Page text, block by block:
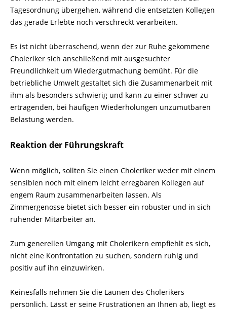
Tagesordnung übergehen, während die entsetzten Kollegen
das gerade Erlebte noch ver­schreckt verarbeiten.
Es ist nicht überraschend, wenn der zur Ruhe gekommene
Choleri­ker sich anschließend mit ausgesuchter
Freundlichkeit um Wiedergutmachung bemüht. Für die
betriebliche Umwelt gestaltet sich die Zusammenarbeit mit
ihm als besonders schwierig und kann zu einer schwer zu
ertragenden, bei häufigen Wiederholungen unzu­mutbaren
Belastung werden.
Reaktion der Führungskraft
Wenn möglich, sollten Sie einen Choleriker weder mit einem
sensiblen noch mit einem leicht erregbaren Kollegen auf
engem Raum zusammenarbeiten lassen. Als
Zimmergenosse bietet sich besser ein robuster und in sich
ruhender Mitarbeiter an.
Zum generellen Umgang mit Cholerikern empfiehlt es sich,
nicht eine Konfrontation zu suchen, sondern ruhig und
positiv auf ihn einzuwirken.
Keinesfalls nehmen Sie die Launen des Cholerikers
persönlich. Lässt er seine Frustrationen an Ihnen ab, liegt es